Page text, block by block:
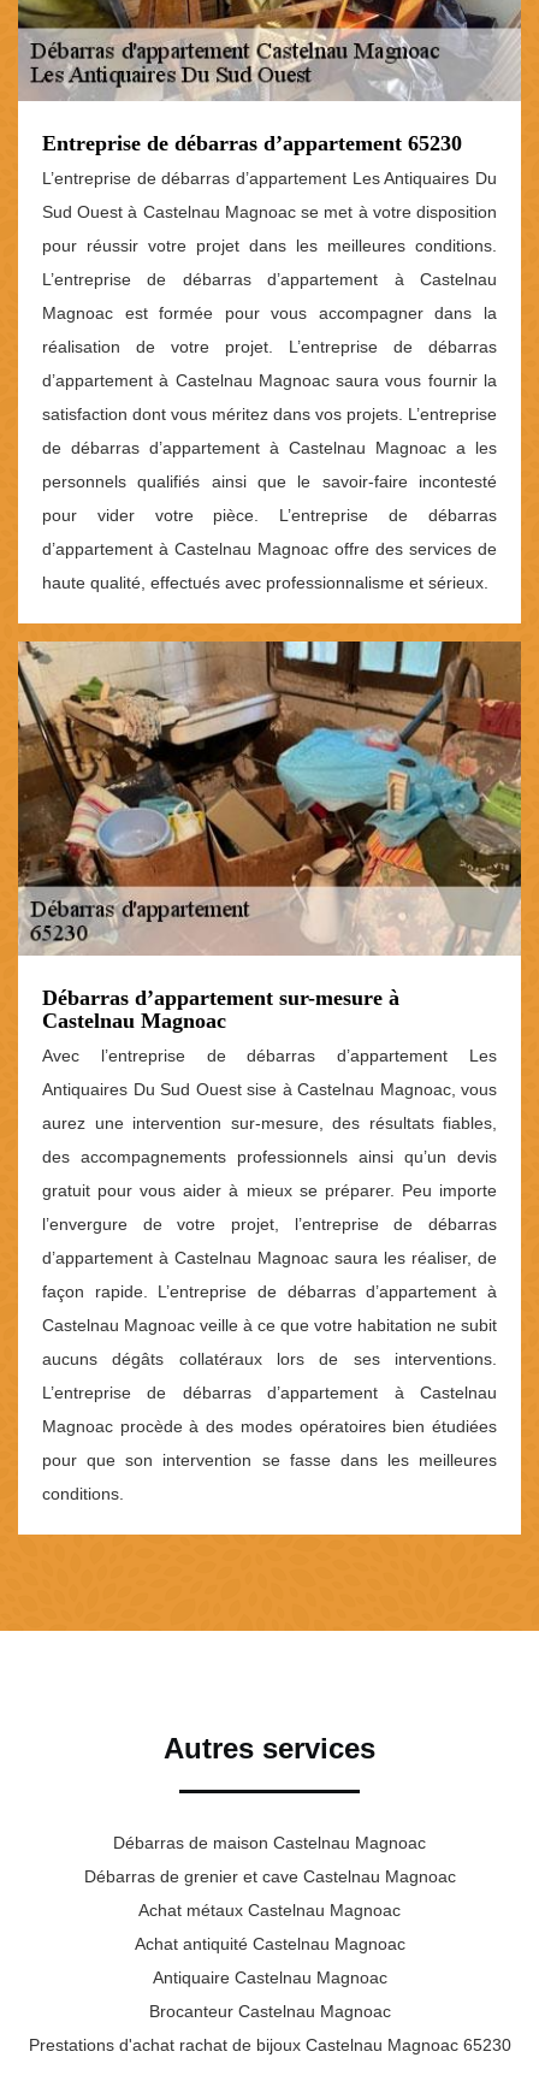
Entreprise de débarras d’appartement 65230
L’entreprise de débarras d’appartement Les Antiquaires Du
Sud Ouest à Castelnau Magnoac se met à votre disposition
pour réussir votre projet dans les meilleures conditions.
L’entreprise de débarras d’appartement à Castelnau
Magnoac est formée pour vous accompagner dans la
réalisation de votre projet. L’entreprise de débarras
d’appartement à Castelnau Magnoac saura vous fournir la
satisfaction dont vous méritez dans vos projets. L’entreprise
de débarras d’appartement à Castelnau Magnoac a les
personnels qualifiés ainsi que le savoir-faire incontesté
pour vider votre pièce. L’entreprise de débarras
d’appartement à Castelnau Magnoac offre des services de
haute qualité, effectués avec professionnalisme et sérieux.
Débarras d’appartement sur-mesure à
Castelnau Magnoac
Avec l’entreprise de débarras d’appartement Les
Antiquaires Du Sud Ouest sise à Castelnau Magnoac, vous
aurez une intervention sur-mesure, des résultats fiables,
des accompagnements professionnels ainsi qu’un devis
gratuit pour vous aider à mieux se préparer. Peu importe
l’envergure de votre projet, l’entreprise de débarras
d’appartement à Castelnau Magnoac saura les réaliser, de
façon rapide. L’entreprise de débarras d’appartement à
Castelnau Magnoac veille à ce que votre habitation ne subit
aucuns dégâts collatéraux lors de ses interventions.
L’entreprise de débarras d’appartement à Castelnau
Magnoac procède à des modes opératoires bien étudiées
pour que son intervention se fasse dans les meilleures
conditions.
Autres services
Débarras de maison Castelnau Magnoac
Débarras de grenier et cave Castelnau Magnoac
Achat métaux Castelnau Magnoac
Achat antiquité Castelnau Magnoac
Antiquaire Castelnau Magnoac
Brocanteur Castelnau Magnoac
Prestations d'achat rachat de bijoux Castelnau Magnoac 65230